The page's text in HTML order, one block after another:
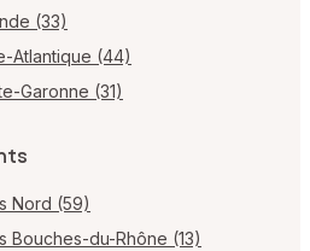
(33)
Atlantique (44)
Garonne (31)
Nord (59)
Bouches-du-Rhône (13)